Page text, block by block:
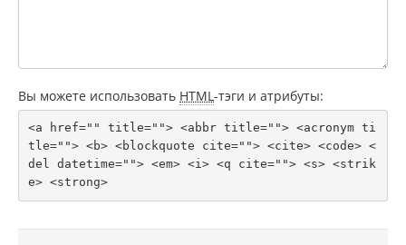
Вы можете использовать HTML -тэги и атрибуты:
<a href="" title=""> <abbr title=""> <acronym ti
tle=""> <b> <blockquote cite=""> <cite> <code> <
del datetime=""> <em> <i> <q cite=""> <s> <strik
e> <strong>